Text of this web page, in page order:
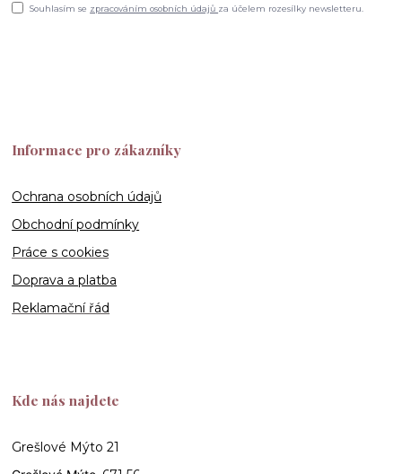
Souhlasím se zpracováním osobních údajů za účelem rozesílky newsletteru.
Informace pro zákazníky
Ochrana osobních údajů
Obchodní podmínky
Práce s cookies
Doprava a platba
Reklamační řád
Kde nás najdete
Grešlové Mýto 21